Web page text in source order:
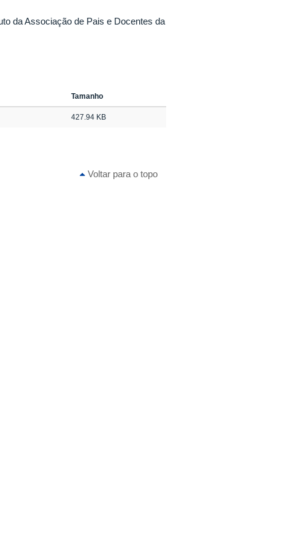
da Associação de Pais e Docentes da
Tamanho
427.94 KB
Voltar para o topo